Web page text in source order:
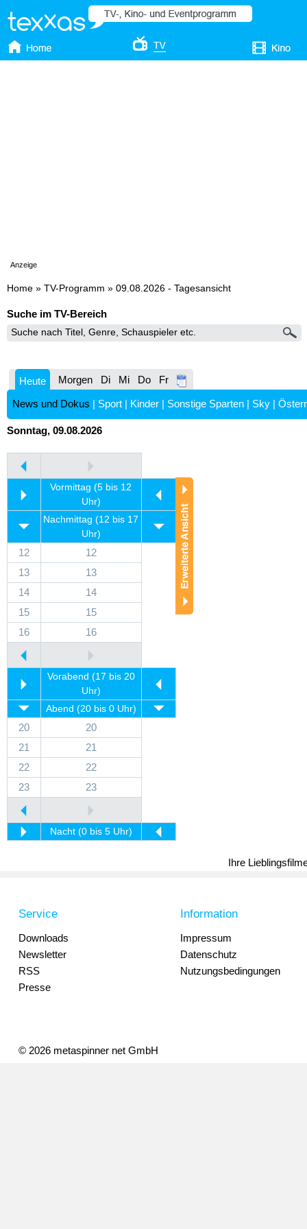
Anzeige
Home » TV-Programm » 09.08.2026 - Tagesansicht
Suche im TV-Bereich
Heute Morgen Di Mi Do Fr
News und Dokus | Sport | Kinder | Sonstige Sparten | Sky |
Sonntag, 09.08.2026
Vormittag (5 bis 12
Uhr)
Nachmittag (12 bis 17
Uhr)
12
12
13
13
14
14
15
15
16
16
Vorabend (17 bis 20
Uhr)
Abend (20 bis 0 Uhr)
20
20
21
21
22
22
23
23
Nacht (0 bis 5 Uhr)
Ihre
Service
Downloads
Newsletter
RSS
Presse
Information
Impressum
Datenschutz
Nutzungsbedingungen
© 2026 metaspinner net GmbH